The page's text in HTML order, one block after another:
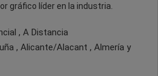
gráfico líder en la industria.
, A Distancia
, Alicante/Alacant , Almería y